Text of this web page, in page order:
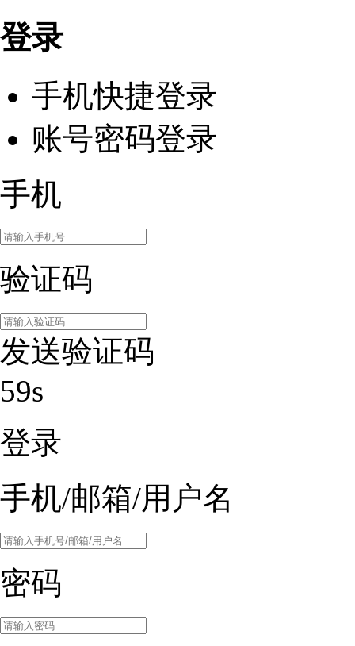
登录
手机快捷登录
账号密码登录
手机
验证码
发送验证码
59s
登录
手机/邮箱/用户名
密码